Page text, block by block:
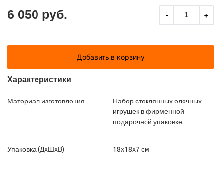
6 050 руб. - 1 +
Добавить в корзину
Характеристики
Материал изготовления
Набор стеклянных елочных
игрушек в фирменной
подарочной упаковке.
Упаковка (ДxШxВ) 18x18x7 см